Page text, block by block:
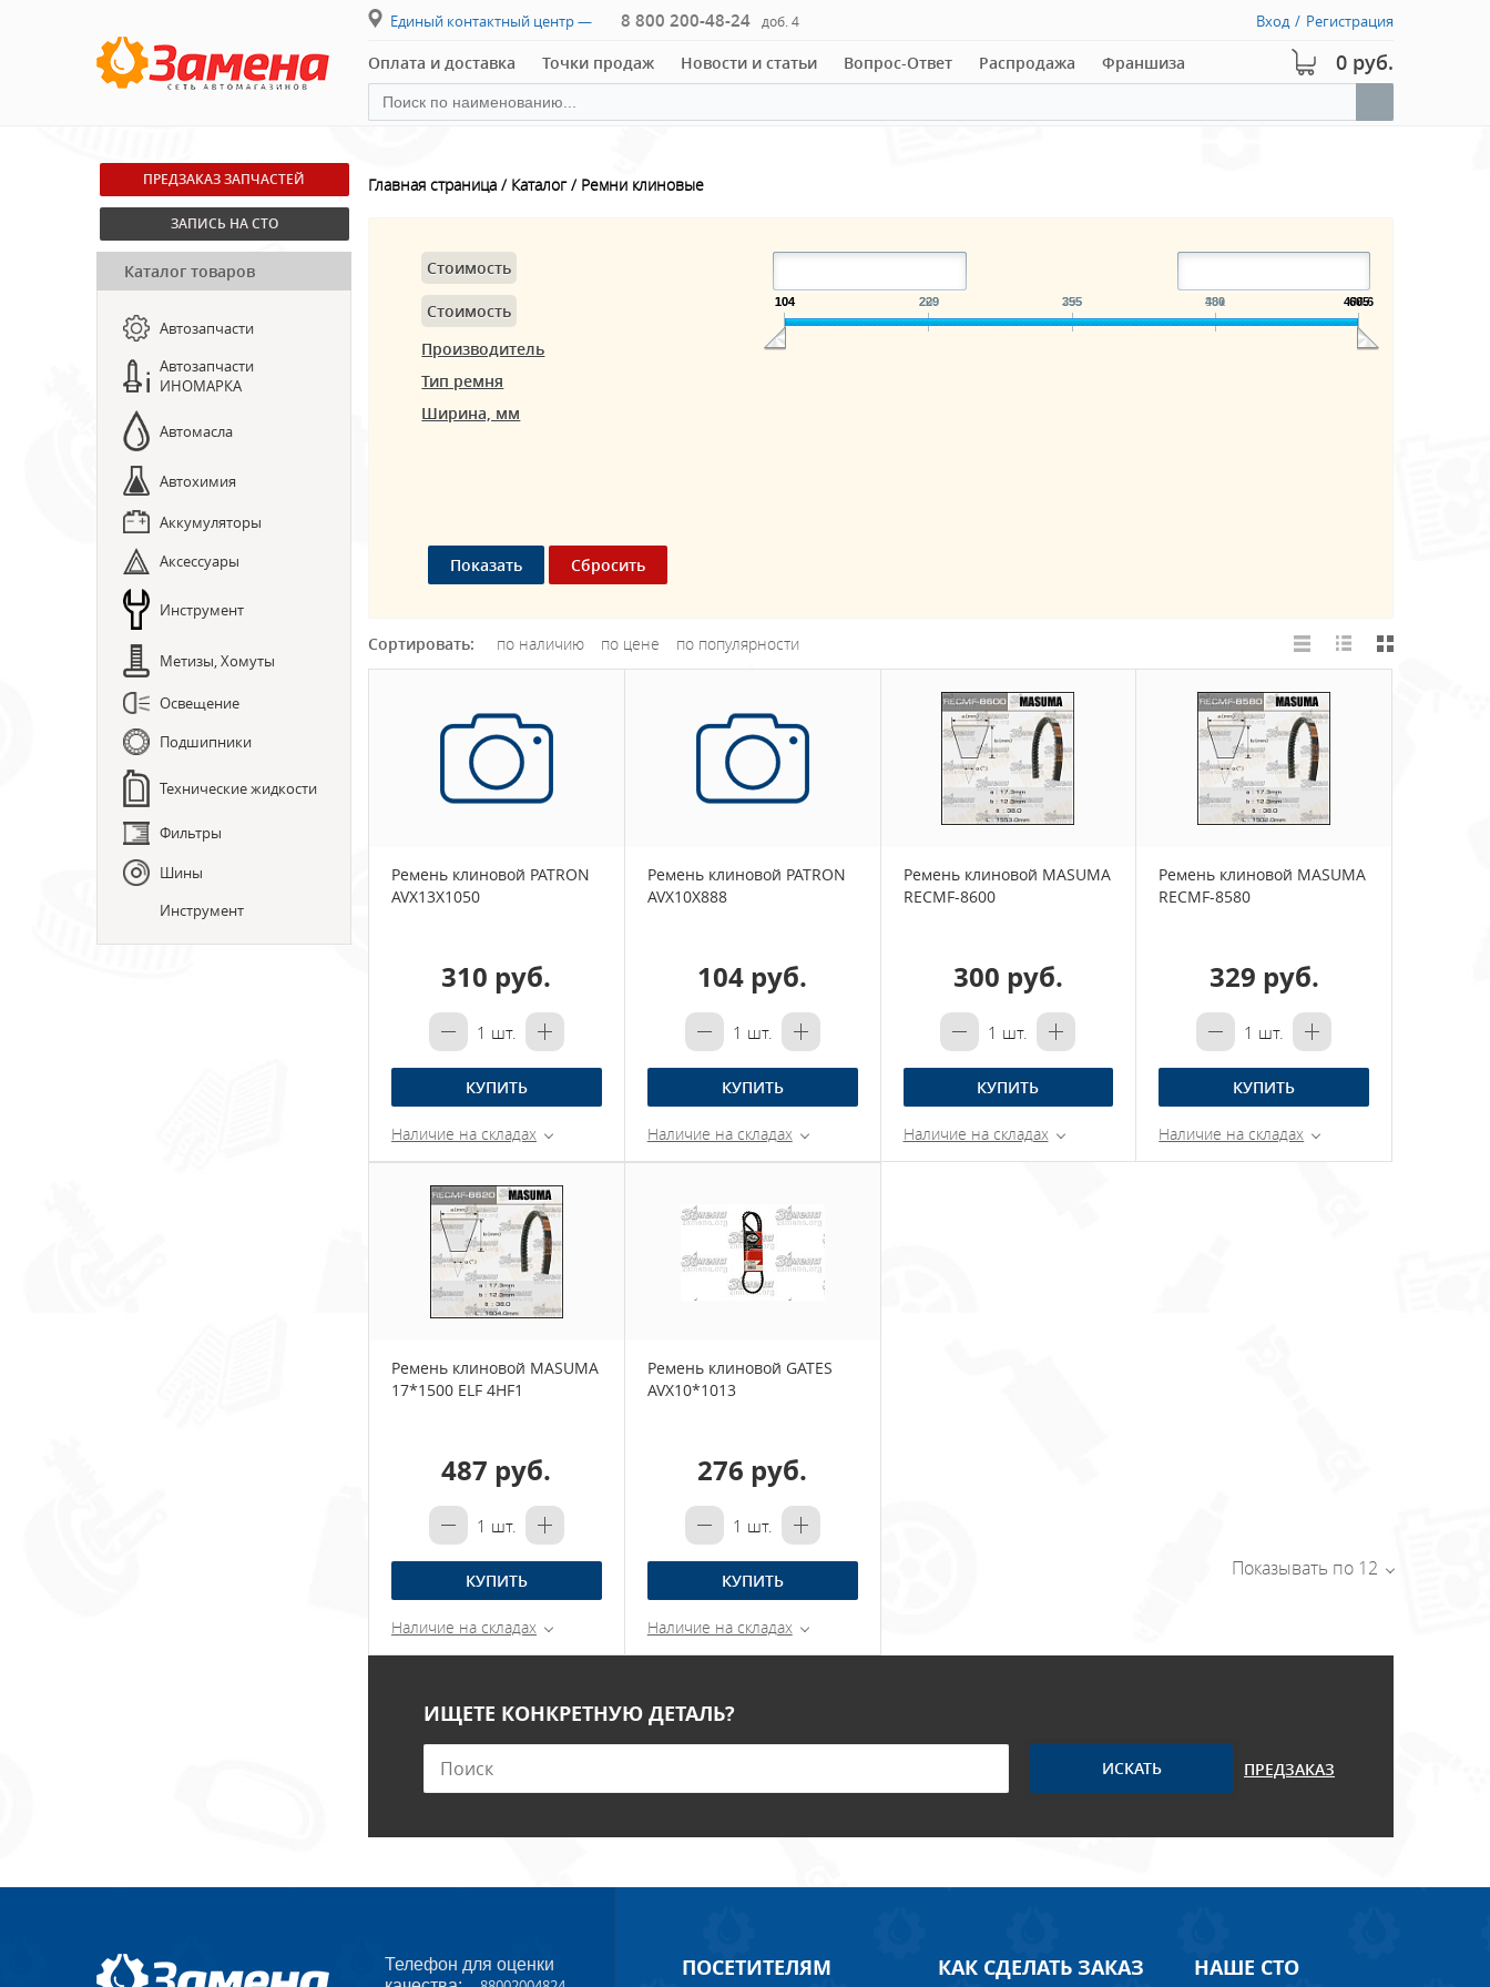
Единый контактный центр — 8 800 200-48-24 доб. 4 Вход / Регистрация
Оплата и доставка Точки продаж Новости и статьи Вопрос-Ответ Распродажа Франшиза 0 руб.
ПРЕДЗАКАЗ ЗАПЧАСТЕЙ
ЗАПИСЬ НА СТО
Каталог товаров
Автозапчасти
Автозапчасти
ИНОМАРКА
Автомасла
Автохимия
Аккумуляторы
Аксессуары
Инструмент
Метизы, Хомуты
Освещение
Подшипники
Технические жидкости
Фильтры
Шины
Инструмент
Главная страница Каталог Ремни клиновые
Стоимость
104 200 295 391 486.6
Стоимость 104 229 355 480 605
Производитель
Тип ремня
Ширина, мм
Сортировать: по наличию по цене по популярности
Ремень клиновой PATRON
AVX13X1050
310 руб.
1 шт.
КУПИТЬ
Наличие на складах
Ремень клиновой PATRON
AVX10X888
104 руб.
1 шт.
КУПИТЬ
Наличие на складах
Ремень клиновой MASUMA
RECMF-8600
300 руб.
1 шт.
КУПИТЬ
Наличие на складах
Ремень клиновой MASUMA
RECMF-8580
329 руб.
1 шт.
КУПИТЬ
Наличие на складах
Ремень клиновой MASUMA
17*1500 ELF 4HF1
487 руб.
1 шт.
КУПИТЬ
Наличие на складах
Ремень клиновой GATES
AVX10*1013
276 руб.
1 шт.
КУПИТЬ
Наличие на складах
Показывать по 12
ИЩЕТЕ КОНКРЕТНУЮ ДЕТАЛЬ?
ПРЕДЗАКАЗ
Телефон для оценки
ПОСЕТИТЕЛЯМ КАК СДЕЛАТЬ ЗАКАЗ НАШЕ СТО